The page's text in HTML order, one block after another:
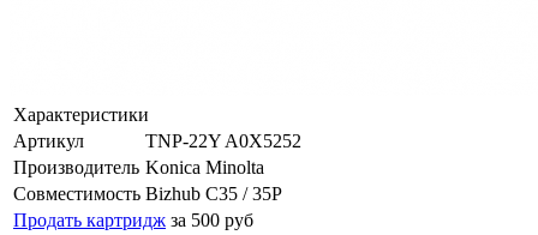
Характеристики
Артикул
TNP-22Y A0X5252
Производитель Konica Minolta
Совместимость Bizhub C35 / 35P
Продать картридж за 500 руб